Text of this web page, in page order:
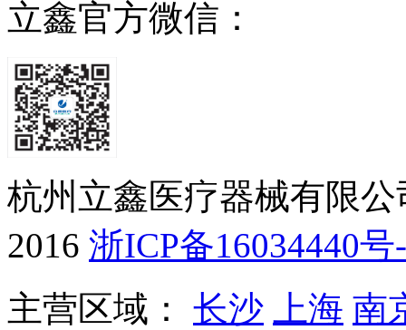
立鑫官方微信：
杭州立鑫医疗器械有限
2016 浙ICP备16034440
主营区域： 长沙 上海 南